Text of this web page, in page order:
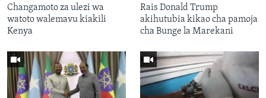
Changamoto za ulezi wa
watoto walemavu kiakili
Kenya
Rais Donald Trump
akihutubia kikao cha pamoja
cha Bunge la Marekani